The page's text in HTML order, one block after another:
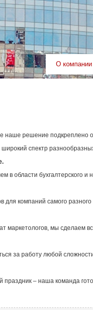
О компании
наше решение подкреплено
спектр
в области бухгалтерского и
для компаний самого
маркетологов, мы сделаем
за работу любой
– наша команда